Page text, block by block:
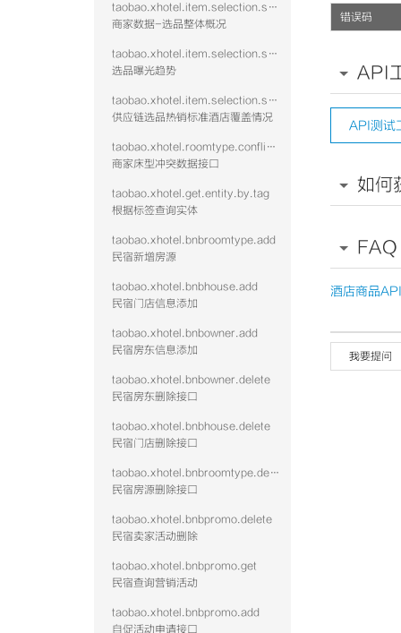
taobao.xhotel.item.selection.seller.stat.summary
商家数据-选品整体概况
taobao.xhotel.item.selection.seller.stat.exposure
选品曝光趋势
taobao.xhotel.item.selection.seller.stat.hotshid
供应链选品热销标准酒店覆盖情况
taobao.xhotel.roomtype.conflict.data
商家床型冲突数据接口
taobao.xhotel.get.entity.by.tag
根据标签查询实体
taobao.xhotel.bnbroomtype.add
民宿新增房源
taobao.xhotel.bnbhouse.add
民宿门店信息添加
taobao.xhotel.bnbowner.add
民宿房东信息添加
taobao.xhotel.bnbowner.delete
民宿房东删除接口
taobao.xhotel.bnbhouse.delete
民宿门店删除接口
taobao.xhotel.bnbroomtype.delete
民宿房源删除接口
taobao.xhotel.bnbpromo.delete
民宿卖家活动删除
taobao.xhotel.bnbpromo.get
民宿查询营销活动
taobao.xhotel.bnbpromo.add
自促活动申请接口
53
54
55
57
58
62
63
66
67
68
70
71
74
77
78
79
80
错误码
API
API测试
如何
FAQ
酒店商品
我要提问